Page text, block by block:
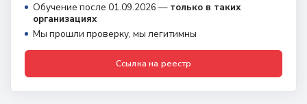
Обучение после 01.09.2026 — только в таких
организациях
Мы прошли проверку, мы легитимны
Ссылка на реестр